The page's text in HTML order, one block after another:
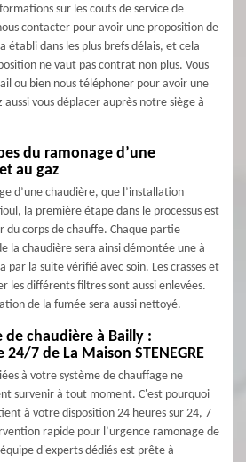
sur les couts de service de
contacter pour avoir une proposition de
établi dans les plus brefs délais, et cela
ne vaut pas contrat non plus. Vous
ou bien nous téléphoner pour avoir une
vous déplacer auprès notre siège à
du ramonage d’une
au gaz
d’une chaudière, que l’installation
la première étape dans le processus est
du corps de chauffe. Chaque partie
la chaudière sera ainsi démontée une à
par la suite vérifié avec soin. Les crasses et
les différents filtres sont aussi enlevées.
de la fumée sera aussi nettoyé.
de chaudière à Bailly :
7 de La Maison STENEGRE
à votre système de chauffage ne
survenir à tout moment. C'est pourquoi
tient à votre disposition 24 heures sur 24, 7
rapide pour l’urgence ramonage de
d'experts dédiés est prête à